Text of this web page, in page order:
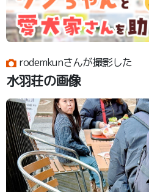
rodemkunさんが撮影した
水羽荘の画像